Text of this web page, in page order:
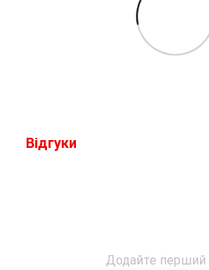
Відгуки
Додайте перший